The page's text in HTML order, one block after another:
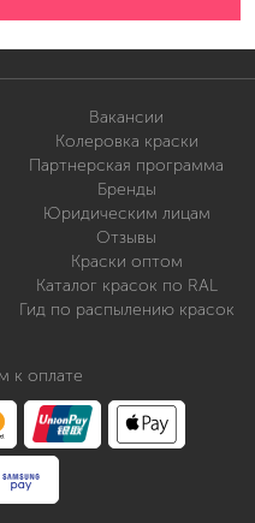
Вакансии
Колеровка краски
Партнерская программа
Бренды
Юридическим лицам
Отзывы
Краски оптом
Каталог красок по RAL
Гид по распылению красок
к оплате